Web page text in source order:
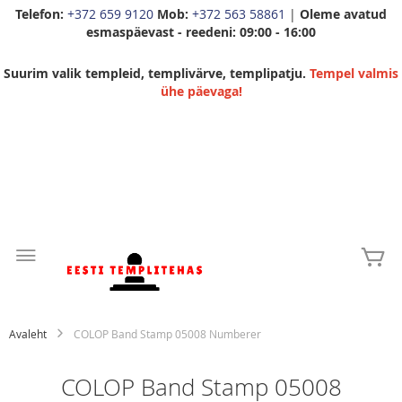
Telefon: +372 659 9120 Mob: +372 563 58861 | Oleme avatud
esmaspäevast - reedeni: 09:00 - 16:00
Suurim valik templeid, templivärve, templipatju. Tempel valmis
ühe päevaga!
Content
Avaleht COLOP Band Stamp 05008 Numberer
COLOP Band Stamp 05008